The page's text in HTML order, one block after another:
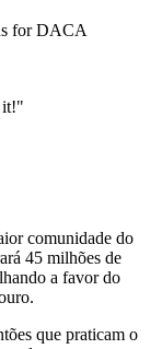
for DACA
it!"
comunidade do
45 milhões de
a favor do
que praticam o